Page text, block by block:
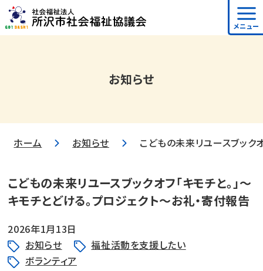
メニュー
お知らせ
ホーム お知らせ こどもの未来リユースブック
こどもの未来リユースブックオフ「キモチと。」～
キモチとどける。プロジェクト～お礼・寄付報告
2026年1月13日
お知らせ
福祉活動を支援したい
ボランティア